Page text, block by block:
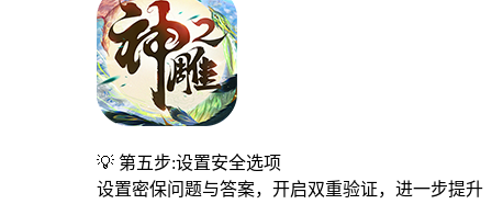
💡 第五步:设置安全选项
设置密保问题与答案，开启双重验证，进一步提升